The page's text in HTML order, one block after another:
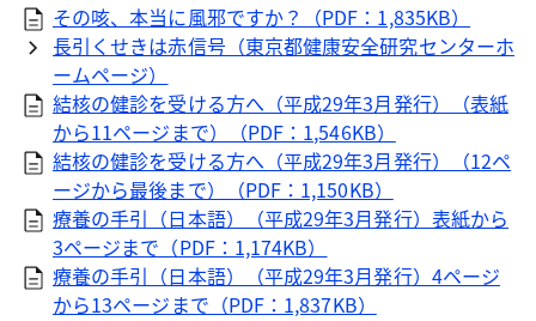
その咳、本当に風邪ですか？（PDF：1,835KB）
長引くせきは赤信号（東京都健康安全研究センターホ
ームページ）
結核の健診を受ける方へ（平成29年3月発行）（表紙
から11ページまで）（PDF：1,546KB）
結核の健診を受ける方へ（平成29年3月発行）（12ペ
ージから最後まで）（PDF：1,150KB）
療養の手引（日本語）（平成29年3月発行）表紙から
3ページまで（PDF：1,174KB）
療養の手引（日本語）（平成29年3月発行）4ページ
から13ページまで（PDF：1,837KB）